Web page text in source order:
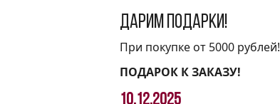
Дарим подарки!
При покупке от 5000 рублей!
ПОДАРОК К ЗАКАЗУ!
10.12.2025